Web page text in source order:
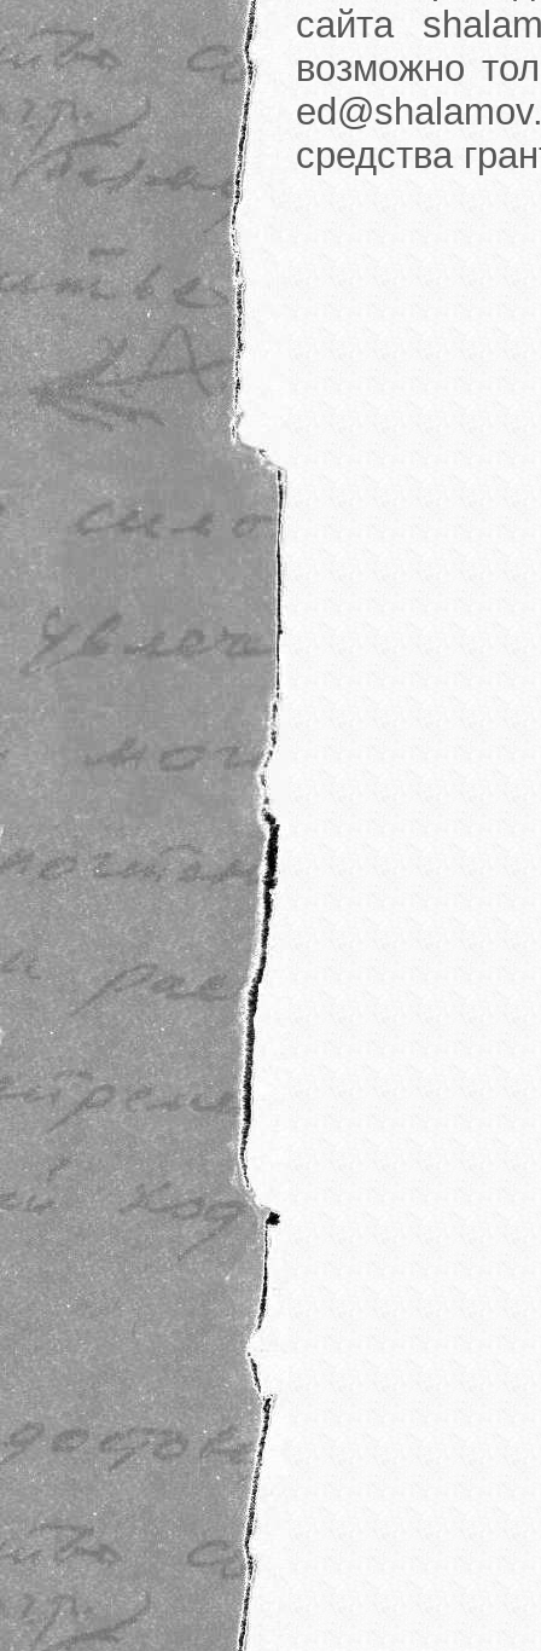
сайта
возможно
средства